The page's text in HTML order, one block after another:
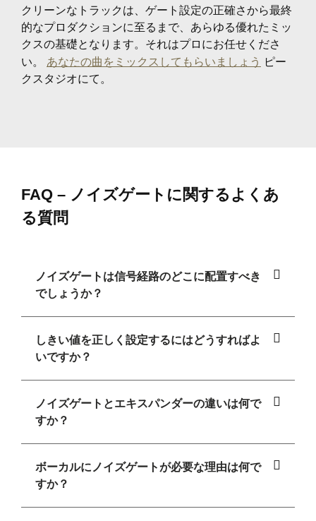
クリーンなトラックは、ゲート設定の正確さから最終
的なプロダクションに至るまで、あらゆる優れたミッ
クスの基礎となります。それはプロにお任せくださ
い。 あなたの曲をミックスしてもらいましょう
ピー
クスタジオにて。
FAQ – ノイズゲートに関するよくあ
る質問
ノイズゲートは信号経路のどこに配置すべき
でしょうか？
しきい値を正しく設定するにはどうすればよ
いですか？
ノイズゲートとエキスパンダーの違いは何で
すか？
ボーカルにノイズゲートが必要な理由は何で
すか？